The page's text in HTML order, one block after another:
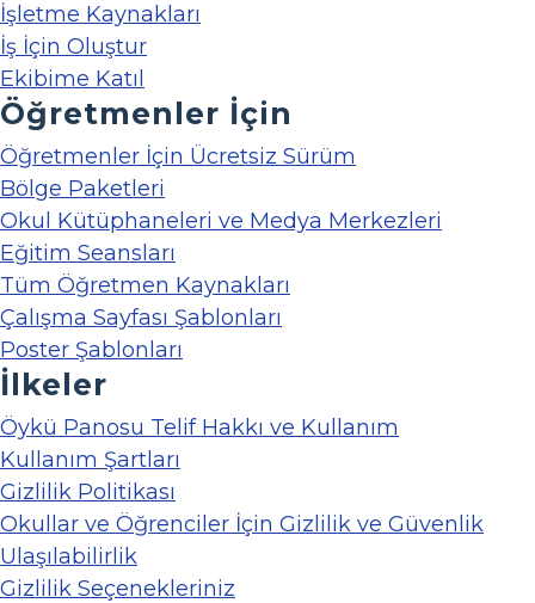
İşletme Kaynakları
İş İçin Oluştur
Ekibime Katıl
Öğretmenler İçin
Öğretmenler İçin Ücretsiz Sürüm
Bölge Paketleri
Okul Kütüphaneleri ve Medya Merkezleri
Eğitim Seansları
Tüm Öğretmen Kaynakları
Çalışma Sayfası Şablonları
Poster Şablonları
İlkeler
Öykü Panosu Telif Hakkı ve Kullanım
Kullanım Şartları
Gizlilik Politikası
Okullar ve Öğrenciler İçin Gizlilik ve Güvenlik
Ulaşılabilirlik
Gizlilik Seçenekleriniz